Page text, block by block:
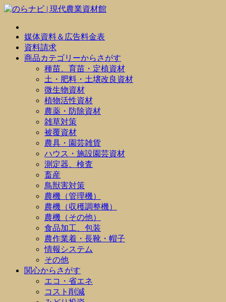
媒体資料＆広告料金表
資料請求
商品カテゴリーからさがす
種苗、育苗・定植資材
土・肥料・土壌改良資材
微生物資材
植物活性資材
農薬・防除資材
雑草対策
被覆資材
農具・園芸雑貨
ハウス・施設園芸資材
測定器、検査
畜産
鳥獣害対策
農機（管理機）
農機（収穫調整機）
農機（その他）
食品加工、包装
農作業着・長靴・帽子
情報システム
その他
関心からさがす
エコ・省エネ
コスト削減